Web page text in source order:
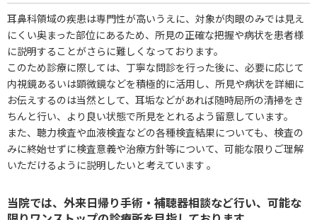
耳鼻科領域の疾患は専門性が高いうえに、対象が肉眼のみでは見え
にくい奥まった部位にあるため、所見の正確な把握や病状を患者様
に説明することがさらに難しくなっております。
このため診療に際しては、丁寧な問診を行った後に、必要に応じて
内視鏡あるいは顕微鏡などを積極的に活用し、所見や病状を詳細に
お伝えするのは当然として、耳垢などがあれば随時局所の清掃をき
ちんと行い、より良い状態で所見をとれるよう留意しています。
また、聴力検査や血液検査などの各種検査結果についても、検査の
みに終始せずに検査意義や治療方針等について、可能な限りご理解
いただけるように説明したいと考えています 。
当院では、外来日帰り手術・補聴器相談など行い、可能な